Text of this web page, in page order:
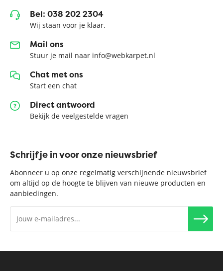
Bel: 038 202 2304
Wij staan voor je klaar.
Mail ons
Stuur je mail naar info@webkarpet.nl
Chat met ons
Start een chat
Direct antwoord
Bekijk de veelgestelde vragen
Schrijf je in voor onze nieuwsbrief
Abonneer u op onze regelmatig verschijnende nieuwsbrief
om altijd op de hoogte te blijven van nieuwe producten en
aanbiedingen.